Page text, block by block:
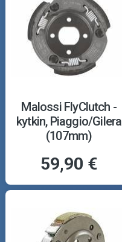
Malossi FlyClutch -
kytkin, Piaggio/Gilera
(107mm)
59,90 €